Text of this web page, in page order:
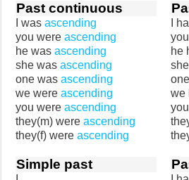
Past continuous
I was ascending
you were ascending
he was ascending
she was ascending
one was ascending
we were ascending
you were ascending
they(m) were ascending
they(f) were ascending
I
he
we
Simple past